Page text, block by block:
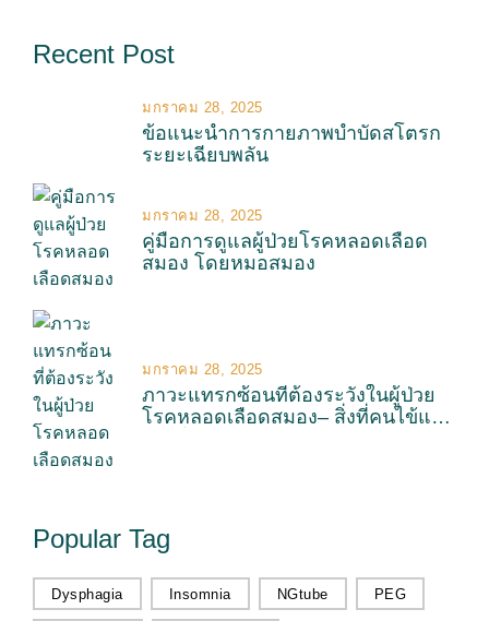
Recent Post
ข้อแนะนำการกายภาพบำบัดสโตรก
ระยะเฉียบพลัน
มกราคม 28, 2025
คู่มือการดูแลผู้ป่วยโรคหลอดเลือด
สมอง โดยหมอสมอง
มกราคม 28, 2025
ภาวะแทรกซ้อนที่ต้องระวังในผู้ป่วย
โรคหลอดเลือดสมอง– สิ่งที่คนไข้และ
มกราคม 28, 2025
Popular Tag
Dysphagia Insomnia NGtube PEG